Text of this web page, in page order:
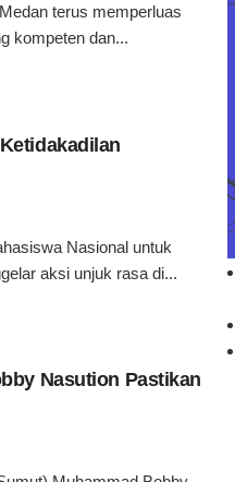
terus memperluas
kompeten dan...
Nasional untuk
aksi unjuk rasa di...
Nasution Pastikan